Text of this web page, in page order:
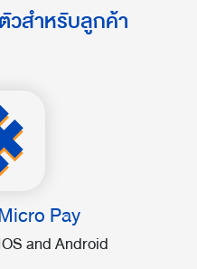
Pay
and Android
วสำหรับลูกค้า